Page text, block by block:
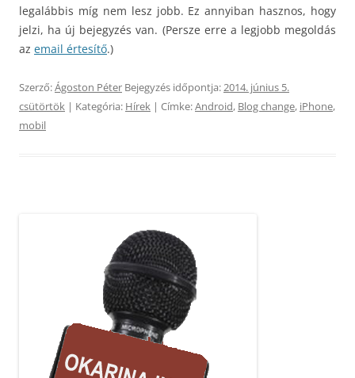
legalábbis míg nem lesz jobb. Ez annyiban hasznos, hogy
jelzi, ha új bejegyzés van. (Persze erre a legjobb megoldás
az email értesítő.)
Szerző:Ágoston Péter Bejegyzés időpontja:2014. június 5.
csütörtök | Kategória: Hírek | Címke:Android, Blog change, iPhone,
mobil